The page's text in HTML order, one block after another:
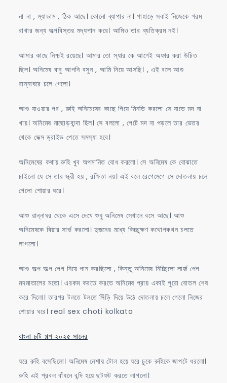
না না , ম্যাডাম , ঠিক আছে। কোনো ব্যাপার না। পাহাড়ে সবাই নিজেকে গরম
রাখার জন্য অল্পবিস্তর মদ্যপান করে। আমিও তার ব্যতিক্রম নই।
আমার কাছে নিশ্চই রয়েছে। আমার তো স্যার কে আগেই অফার করা উচিত
ছিল। অনিমেষ বাবু আপনি বসুন , আমি নিয়ে আসছি। , এই বলে আশু
রান্নাঘরে চলে গেলো।
আশু যাওয়ার পর , রুহি অনিমেষের কাছে গিয়ে মিনতি করলো সে যাতে মদ না
খায়। অনিমেষ নাছোড়বান্দা ছিল। সে বললো , পেটে মদ না পড়লে তার ভেতর
থেকে সেক্স ড্রাইভ পেতে সমস্যা হবে।
অনিমেষের কথায় রুহি খুব অপমানিত বোধ করলো। সে অনিমেষ কে বোঝাতে
চাইলো যে সে তার স্ত্রী হয় , রক্ষিতা নয়। এই বলে রেগেমেগে সে দোতলায় চলে
গেলো শোয়ার ঘরে।
আশু রান্নাঘর থেকে এসে দেখে শুধু অনিমেষ সেখানে বসে আছে। আশু
অনিমেষকে বিয়ার সার্ভ করলো। দুজনের মধ্যে কিচ্ছুক্ষণ কথোপকথন চলতে
লাগলো।
আশু অল্প অল্প পেগ নিয়ে পান করছিলো , কিন্তু অনিমেষ নিচ্ছিলো লার্জ পেগ
মদমাতালের মতো। এরকম করতে করতে অনিমেষ প্রায় একাই পুরো বোতল শেষ
করে দিলো। তারপর টলতে টলতে সিঁড়ি দিয়ে উঠে দোতলায় চলে গেলো নিজের
শোয়ার ঘরে। real sex choti kolkata
বাংলা চটি গল্প ২০২৫ সালের
ঘরে রুহি বসেছিলো। অনিমেষ নেশায় টোল হয়ে ঘরে ঢুকে রুহিকে জাপটে ধরলো।
রুহি এই প্রবল বাঁধনে বন্দি হয়ে ছটফট করতে লাগলো।